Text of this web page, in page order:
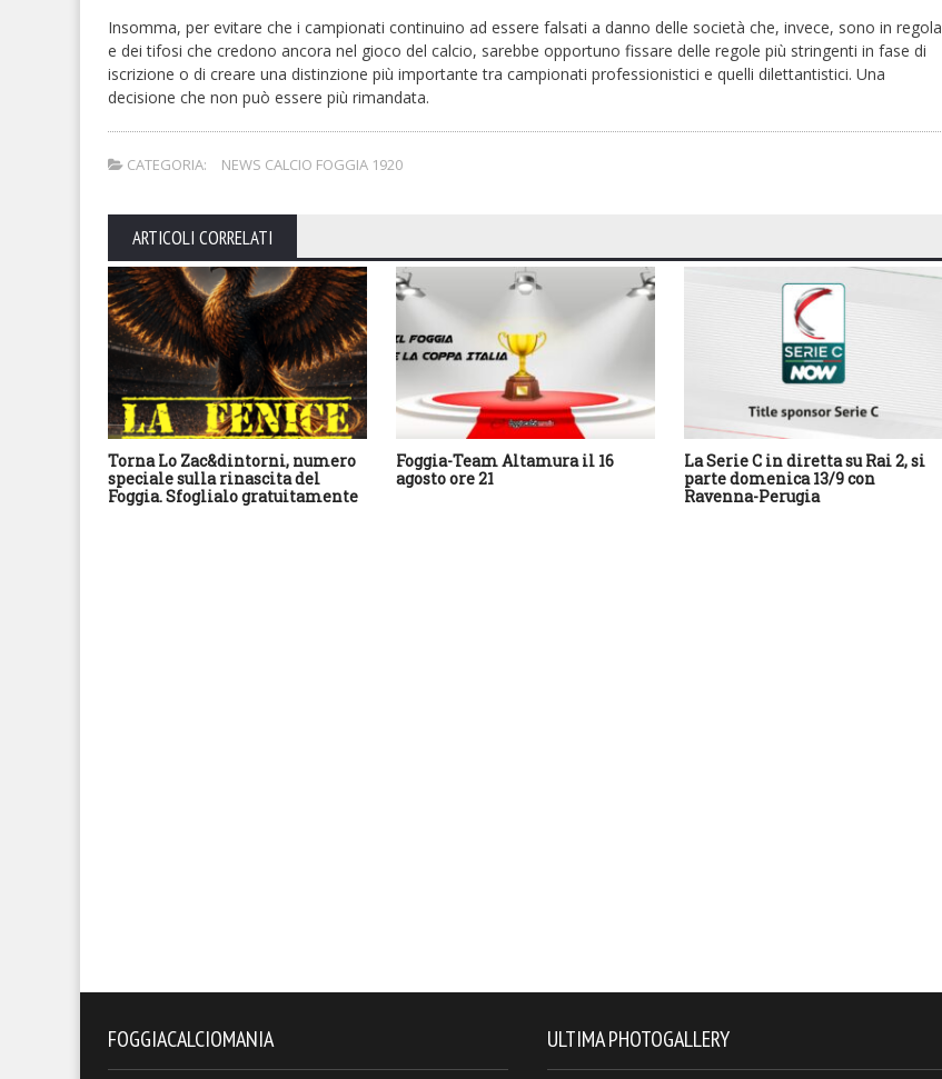
Insomma, per evitare che i campionati continuino ad essere falsati a danno delle società che, invece, sono in regola
e dei tifosi che credono ancora nel gioco del calcio, sarebbe opportuno fissare delle regole più stringenti in fase di
iscrizione o di creare una distinzione più importante tra campionati professionistici e quelli dilettantistici. Una
decisione che non può essere più rimandata.
CATEGORIA: NEWS CALCIO FOGGIA 1920
ARTICOLI CORRELATI
Torna Lo Zac&dintorni, numero
speciale sulla rinascita del
Foggia. Sfoglialo gratuitamente
Foggia-Team Altamura il 16
agosto ore 21
La Serie C in diretta su Rai 2, si
parte domenica 13/9 con
Ravenna-Perugia
FOGGIACALCIOMANIA ULTIMA PHOTOGALLERY